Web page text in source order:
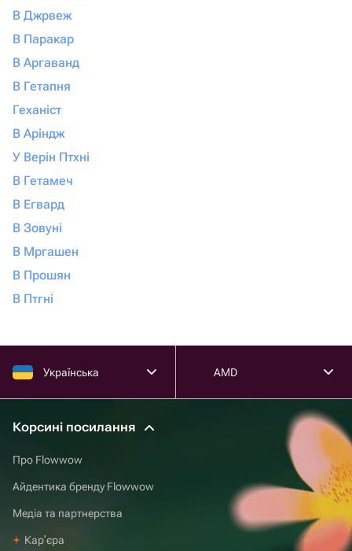
В Джрвеж
В Паракар
В Аргаванд
В Гетапня
Геханіст
В Аріндж
У Верін Птхні
В Гетамеч
В Егвард
В Зовуні
В Мргашен
В Прошян
В Птгні
Українська AMD
Корсині посилання
Про Flowwow
Айдентика бренду Flowwow
Медіа та партнерства
Карʼєра